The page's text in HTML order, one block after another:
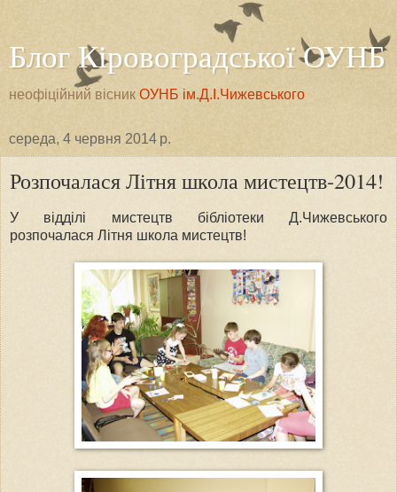
Блог Кіровоградської ОУНБ
неофіційний вісник ОУНБ ім.Д.І.Чижевського
середа, 4 червня 2014 р.
Розпочалася Літня школа мистецтв-2014!
У відділі мистецтв бібліотеки Д.Чижевського
розпочалася Літня школа мистецтв!